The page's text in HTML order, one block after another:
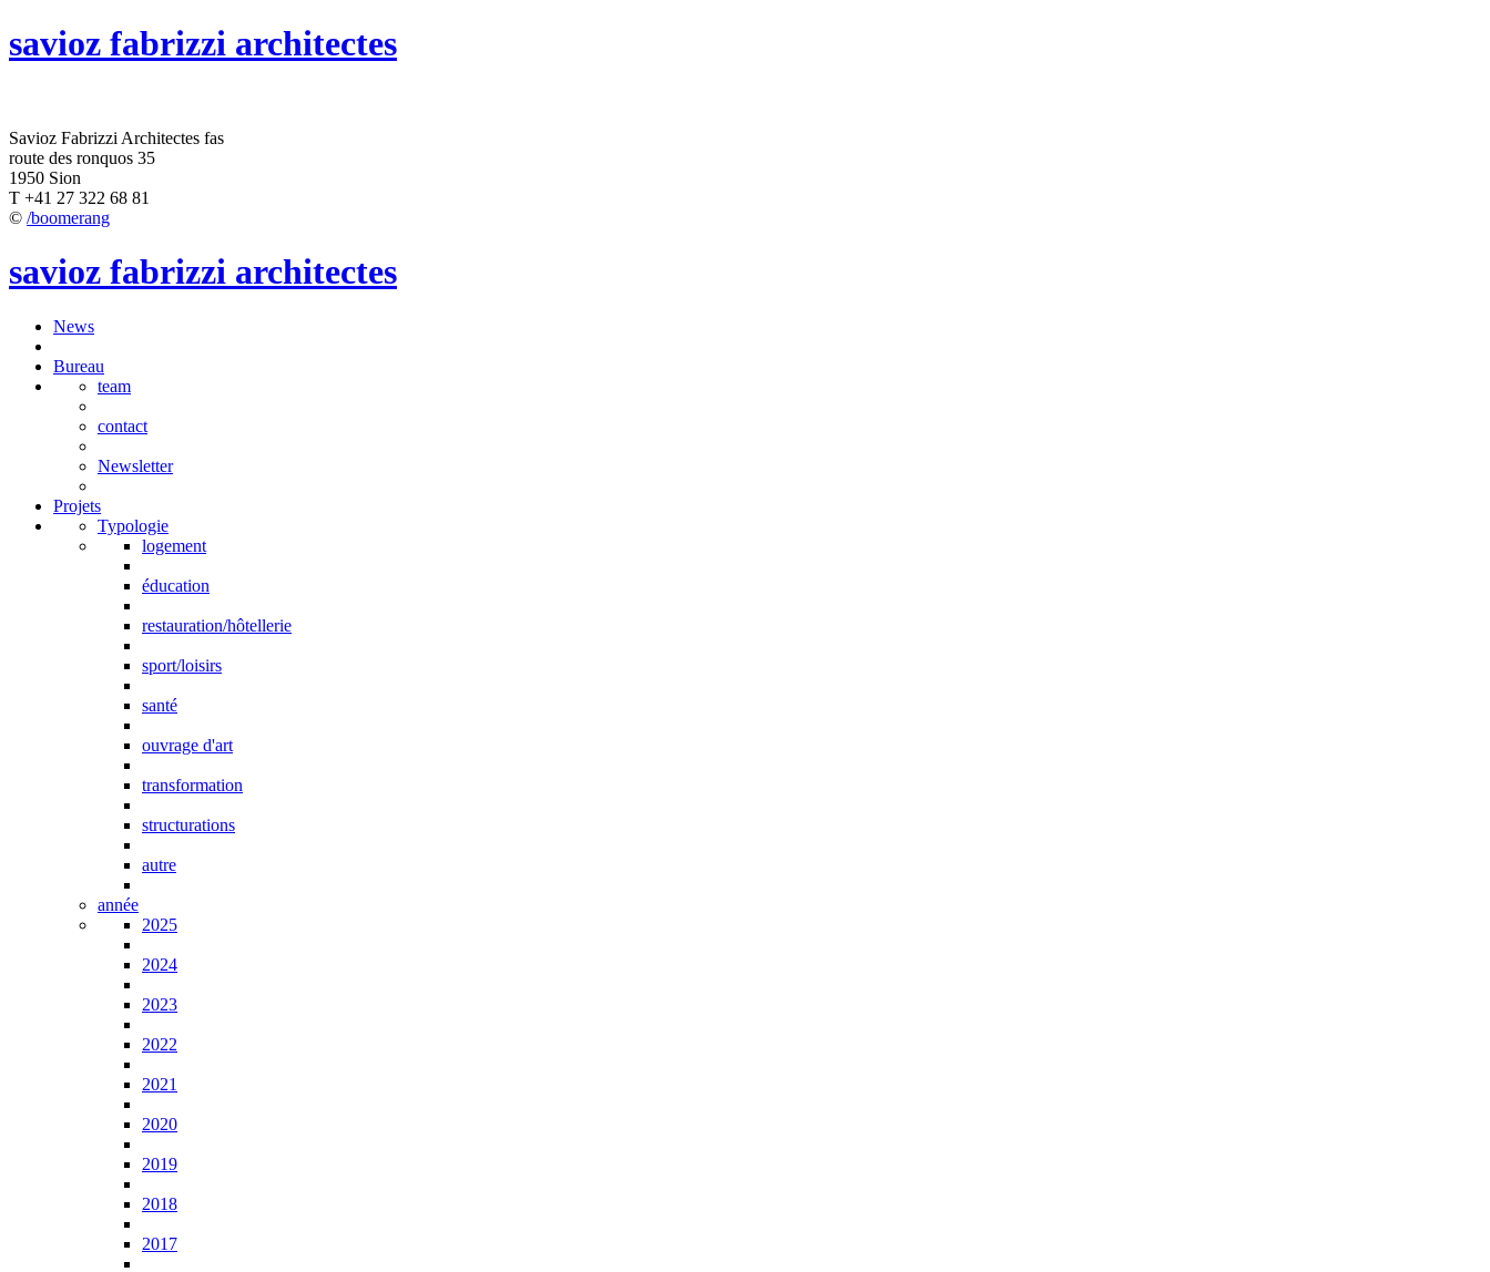
savioz fabrizzi architectes
Savioz Fabrizzi Architectes fas
route des ronquos 35
1950 Sion
T +41 27 322 68 81
© /boomerang
savioz fabrizzi architectes
News
Bureau
team
contact
Newsletter
Projets
Typologie
logement
éducation
restauration/hôtellerie
sport/loisirs
santé
ouvrage d'art
transformation
structurations
autre
année
2025
2024
2023
2022
2021
2020
2019
2018
2017